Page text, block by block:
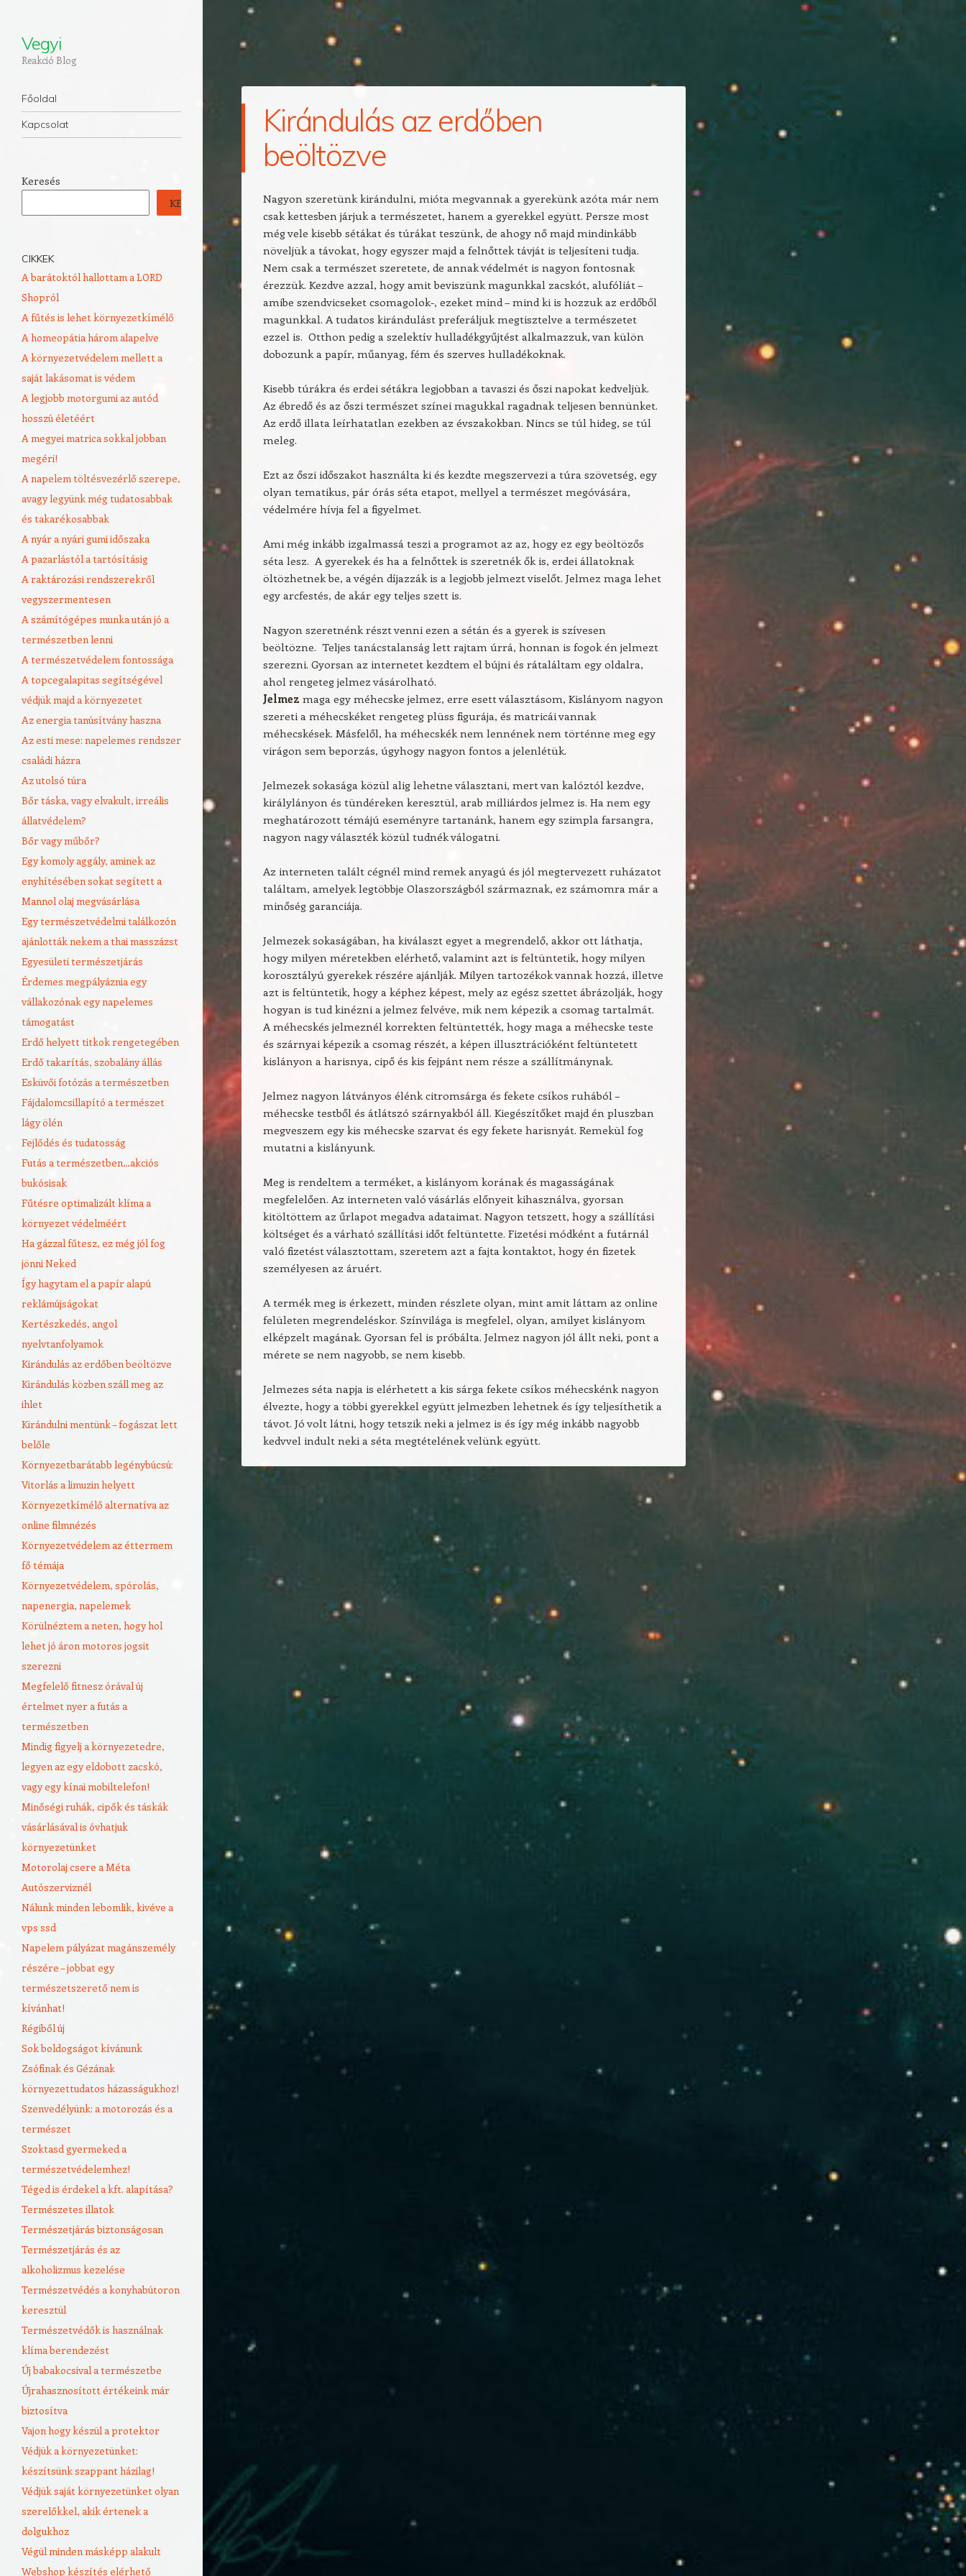
Vegyi
Reakció Blog
Navigation
Skip to content
Főoldal
Kapcsolat
Kirándulás az erdőben
beöltözve
Nagyon szeretünk kirándulni, mióta megvannak a gyerekünk azóta már nem
csak kettesben járjuk a természetet, hanem a gyerekkel együtt. Persze most
még vele kisebb sétákat és túrákat teszünk, de ahogy nő majd mindinkább
növeljük a távokat, hogy egyszer majd a felnőttek távját is teljesíteni tudja.
Nem csak a természet szeretete, de annak védelmét is nagyon fontosnak
érezzük. Kezdve azzal, hogy amit beviszünk magunkkal zacskót, alufóliát –
amibe szendvicseket csomagolok-, ezeket mind – mind ki is hozzuk az erdőből
magunkkal. A tudatos kirándulást preferáljuk megtisztelve a természetet
ezzel is. Otthon pedig a szelektív hulladékgyűjtést alkalmazzuk, van külön
dobozunk a papír, műanyag, fém és szerves hulladékoknak.
Kisebb túrákra és erdei sétákra legjobban a tavaszi és őszi napokat kedveljük.
Az ébredő és az őszi természet színei magukkal ragadnak teljesen bennünket.
Az erdő illata leírhatatlan ezekben az évszakokban. Nincs se túl hideg, se túl
meleg.
Ezt az őszi időszakot használta ki és kezdte megszervezi a túra szövetség, egy
olyan tematikus, pár órás séta etapot, mellyel a természet megóvására,
védelmére hívja fel a figyelmet.
Ami még inkább izgalmassá teszi a programot az az, hogy ez egy beöltözős
séta lesz. A gyerekek és ha a felnőttek is szeretnék ők is, erdei állatoknak
öltözhetnek be, a végén díjazzák is a legjobb jelmezt viselőt. Jelmez maga lehet
egy arcfestés, de akár egy teljes szett is.
Nagyon szeretnénk részt venni ezen a sétán és a gyerek is szívesen
beöltözne. Teljes tanácstalanság lett rajtam úrrá, honnan is fogok én jelmezt
szerezni. Gyorsan az internetet kezdtem el bújni és rátaláltam egy oldalra,
ahol rengeteg jelmez vásárolható.
Jelmez maga egy méhecske jelmez, erre esett választásom, Kislányom nagyon
szereti a méhecskéket rengeteg plüss figurája, és matricái vannak
méhecskések. Másfelől, ha méhecskék nem lennének nem történne meg egy
virágon sem beporzás, úgyhogy nagyon fontos a jelenlétük.
Jelmezek sokasága közül alig lehetne választani, mert van kalóztól kezdve,
királylányon és tündéreken keresztül, arab milliárdos jelmez is. Ha nem egy
meghatározott témájú eseményre tartanánk, hanem egy szimpla farsangra,
nagyon nagy választék közül tudnék válogatni.
Az interneten talált cégnél mind remek anyagú és jól megtervezett ruházatot
találtam, amelyek legtöbbje Olaszországból származnak, ez számomra már a
minőség garanciája.
Jelmezek sokaságában, ha kiválaszt egyet a megrendelő, akkor ott láthatja,
hogy milyen méretekben elérhető, valamint azt is feltüntetik, hogy milyen
korosztályú gyerekek részére ajánlják. Milyen tartozékok vannak hozzá, illetve
azt is feltüntetik, hogy a képhez képest, mely az egész szettet ábrázolják, hogy
hogyan is tud kinézni a jelmez felvéve, mik nem képezik a csomag tartalmát.
A méhecskés jelmeznél korrekten feltüntették, hogy maga a méhecske teste
és szárnyai képezik a csomag részét, a képen illusztrációként feltüntetett
kislányon a harisnya, cipő és kis fejpánt nem része a szállítmánynak.
Jelmez nagyon látványos élénk citromsárga és fekete csíkos ruhából –
méhecske testből és átlátszó szárnyakból áll. Kiegészítőket majd én pluszban
megveszem egy kis méhecske szarvat és egy fekete harisnyát. Remekül fog
mutatni a kislányunk.
Meg is rendeltem a terméket, a kislányom korának és magasságának
megfelelően. Az interneten való vásárlás előnyeit kihasználva, gyorsan
kitöltöttem az űrlapot megadva adataimat. Nagyon tetszett, hogy a szállítási
költséget és a várható szállítási időt feltüntette. Fizetési módként a futárnál
való fizetést választottam, szeretem azt a fajta kontaktot, hogy én fizetek
személyesen az áruért.
A termék meg is érkezett, minden részlete olyan, mint amit láttam az online
felületen megrendeléskor. Színvilága is megfelel, olyan, amilyet kislányom
elképzelt magának. Gyorsan fel is próbálta. Jelmez nagyon jól állt neki, pont a
mérete se nem nagyobb, se nem kisebb.
Jelmezes séta napja is elérhetett a kis sárga fekete csíkos méhecskénk nagyon
élvezte, hogy a többi gyerekkel együtt jelmezben lehetnek és így teljesíthetik a
távot. Jó volt látni, hogy tetszik neki a jelmez is és így még inkább nagyobb
kedvvel indult neki a séta megtételének velünk együtt.
Keresés
KERESÉS
CIKKEK
A barátoktól hallottam a LORD
Shopról
A fűtés is lehet környezetkímélő
A homeopátia három alapelve
A környezetvédelem mellett a
saját lakásomat is védem
A legjobb motorgumi az autód
hosszú életéért
A megyei matrica sokkal jobban
megéri!
A napelem töltésvezérlő szerepe,
avagy legyünk még tudatosabbak
és takarékosabbak
A nyár a nyári gumi időszaka
A pazarlástól a tartósításig
A raktározási rendszerekről
vegyszermentesen
A számítógépes munka után jó a
természetben lenni
A természetvédelem fontossága
A topcegalapitas segítségével
védjük majd a környezetet
Az energia tanúsítvány haszna
Az esti mese: napelemes rendszer
családi házra
Az utolsó túra
Bőr táska, vagy elvakult, irreális
állatvédelem?
Bőr vagy műbőr?
Egy komoly aggály, aminek az
enyhítésében sokat segített a
Mannol olaj megvásárlása
Egy természetvédelmi találkozón
ajánlották nekem a thai masszázst
Egyesületi természetjárás
Érdemes megpályáznia egy
vállakozónak egy napelemes
támogatást
Erdő helyett titkok rengetegében
Erdő takarítás, szobalány állás
Esküvői fotózás a természetben
Fájdalomcsillapító a természet
lágy ölén
Fejlődés és tudatosság
Futás a természetben…akciós
bukósisak
Fűtésre optimalizált klíma a
környezet védelméért
Ha gázzal fűtesz, ez még jól fog
jönni Neked
Így hagytam el a papír alapú
reklámújságokat
Kertészkedés, angol
nyelvtanfolyamok
Kirándulás az erdőben beöltözve
Kirándulás közben száll meg az
ihlet
Kirándulni mentünk – fogászat lett
belőle
Környezetbarátabb legénybúcsú:
Vitorlás a limuzin helyett
Környezetkímélő alternatíva az
online filmnézés
Környezetvédelem az éttermem
fő témája
Környezetvédelem, spórolás,
napenergia, napelemek
Körülnéztem a neten, hogy hol
lehet jó áron motoros jogsit
szerezni
Megfelelő fitnesz órával új
értelmet nyer a futás a
természetben
Mindig figyelj a környezetedre,
legyen az egy eldobott zacskó,
vagy egy kínai mobiltelefon!
Minőségi ruhák, cipők és táskák
vásárlásával is óvhatjuk
környezetünket
Motorolaj csere a Méta
Autószerviznél
Nálunk minden lebomlik, kivéve a
vps ssd
Napelem pályázat magánszemély
részére – jobbat egy
természetszerető nem is
kívánhat!
Régiből új
Sok boldogságot kívánunk
Zsófinak és Gézának
környezettudatos házasságukhoz!
Szenvedélyünk: a motorozás és a
természet
Szoktasd gyermeked a
természetvédelemhez!
Téged is érdekel a kft. alapítása?
Természetes illatok
Természetjárás biztonságosan
Természetjárás és az
alkoholizmus kezelése
Természetvédés a konyhabútoron
keresztül
Természetvédők is használnak
klíma berendezést
Új babakocsival a természetbe
Újrahasznosított értékeink már
biztosítva
Vajon hogy készül a protektor
Védjük a környezetünket:
készítsünk szappant házilag!
Védjük saját környezetünket olyan
szerelőkkel, akik értenek a
dolgukhoz
Végül minden másképp alakult
Webshop készítés elérhető